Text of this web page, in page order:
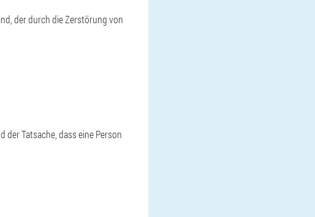
der durch die Zerstörung von
Tatsache, dass eine Person